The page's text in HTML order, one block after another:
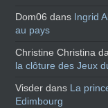
Dom06 dans Ingrid
au pays
Christine Christina
la clôture des Jeux
Visder dans La
Edimbourg